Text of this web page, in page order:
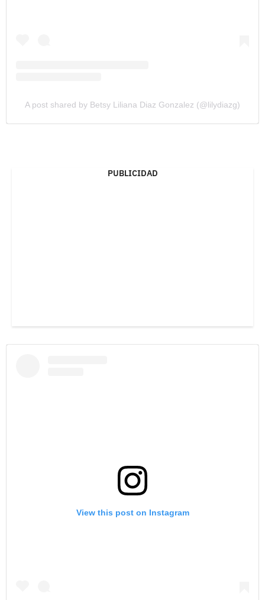
A post shared by Betsy Liliana Diaz Gonzalez (@lilydiazg)
PUBLICIDAD
View this post on Instagram